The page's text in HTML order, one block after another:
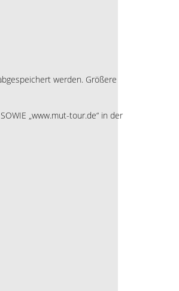
werden. Größere
„www.mut-tour.de“ in der